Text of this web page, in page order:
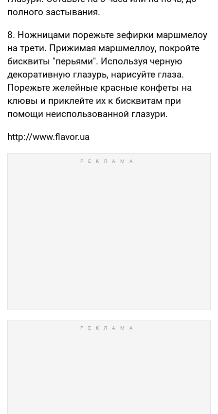
полного застывания.
8. Ножницами порежьте зефирки маршмелоу
на трети. Прижимая маршмеллоу, покройте
бисквиты "перьями". Используя черную
декоративную глазурь, нарисуйте глаза.
Порежьте желейные красные конфеты на
клювы и приклейте их к бисквитам при
помощи неиспользованной глазури.
http://www.flavor.ua